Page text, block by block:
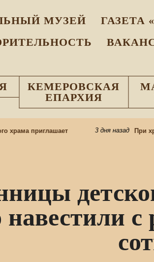
МУЗEЙ
ГАЗЕТА
КЕМЕРОВСКАЯ
ЕПАРХИЯ
приглашает 3 дня назад При